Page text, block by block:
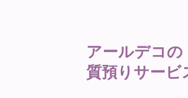
アールデコの
質預りサービ